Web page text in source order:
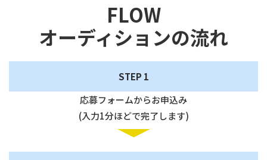
FLOW
オーディションの流れ
STEP 1
応募フォームからお申込み
(入力1分ほどで完了します)